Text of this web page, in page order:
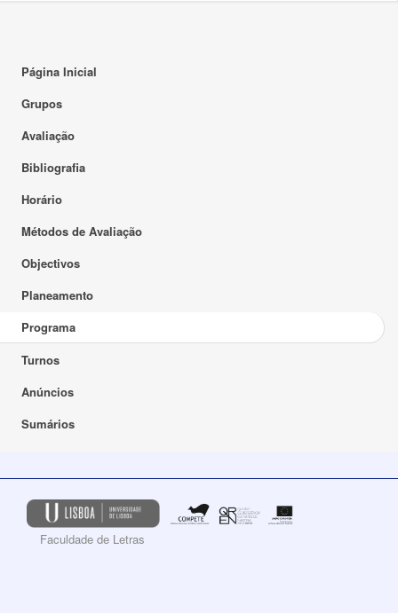
Página Inicial
Grupos
Avaliação
Bibliografia
Horário
Métodos de Avaliação
Objectivos
Planeamento
Programa
Turnos
Anúncios
Sumários
Faculdade de Letras